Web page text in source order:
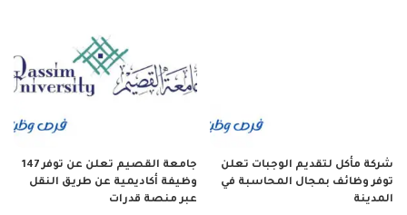
شركة مأكل لتقديم الوجبات تعلن
توفر وظائف بمجال المحاسبة في
المدينة
جامعة القصيم تعلن عن توفر 147
وظيفة أكاديمية عن طريق النقل
عبر منصة قدرات